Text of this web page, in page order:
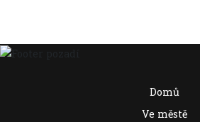
Domů
Ve městě